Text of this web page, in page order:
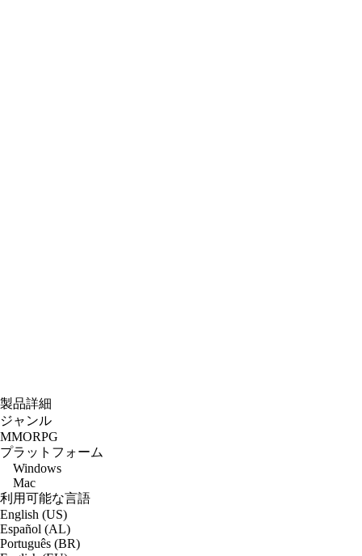
製品詳細
ジャンル
MMORPG
プラットフォーム
Windows
Mac
利用可能な言語
English (US)
Español (AL)
Português (BR)